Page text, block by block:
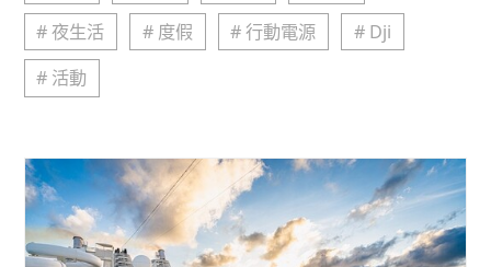
# 夜生活
# 度假 # 行動電源
# Dji
# 活動